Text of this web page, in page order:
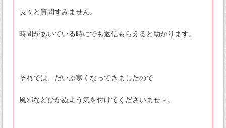
長々と質問すみません。
時間があいている時にでも返信もらえると助かります。
それでは、だいぶ寒くなってきましたので
風邪などひかぬよう気を付けてくださいませ～。